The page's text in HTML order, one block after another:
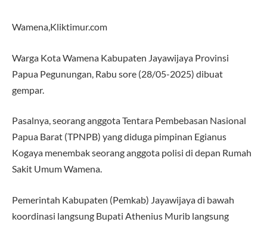
Wamena,Kliktimur.com
Warga Kota Wamena Kabupaten Jayawijaya Provinsi
Papua Pegunungan, Rabu sore (28/05-2025) dibuat
gempar.
Pasalnya, seorang anggota Tentara Pembebasan Nasional
Papua Barat (TPNPB) yang diduga pimpinan Egianus
Kogaya menembak seorang anggota polisi di depan Rumah
Sakit Umum Wamena.
Pemerintah Kabupaten (Pemkab) Jayawijaya di bawah
koordinasi langsung Bupati Athenius Murib langsung